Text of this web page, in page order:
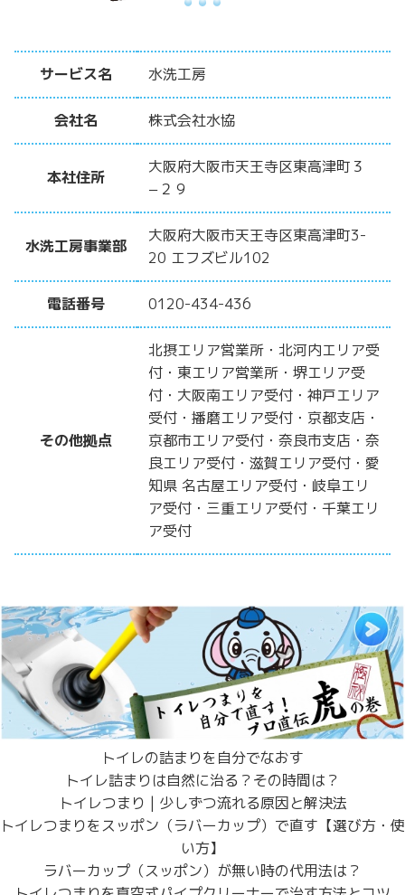
サービス名 水洗工房
会社名 株式会社水協
本社住所
大阪府大阪市天王寺区東高津町３
−２９
水洗工房事業部
大阪府大阪市天王寺区東高津町3-
20 エフズビル102
電話番号 0120-434-436
その他拠点
北摂エリア営業所・北河内エリア受
付・東エリア営業所・堺エリア受
付・大阪南エリア受付・神戸エリア
受付・播磨エリア受付・京都支店・
京都市エリア受付・奈良市支店・奈
良エリア受付・滋賀エリア受付・愛
知県 名古屋エリア受付・岐阜エリ
ア受付・三重エリア受付・千葉エリ
ア受付
トイレの詰まりを自分でなおす
トイレ詰まりは自然に治る？その時間は？
トイレつまり | 少しずつ流れる原因と解決法
トイレつまりをスッポン（ラバーカップ）で直す【選び方・使
い方】
ラバーカップ（スッポン）が無い時の代用法は？